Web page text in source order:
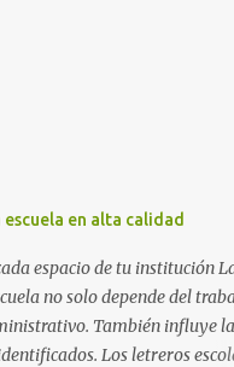
que los fans han
La imagen muestra la
el estilo
Primera parte del
en alta calidad
espacio de tu institución
no solo depende del
También influye
Los letreros